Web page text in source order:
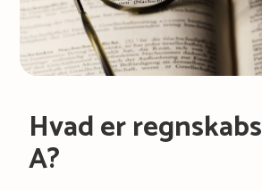
Hvad er
A?